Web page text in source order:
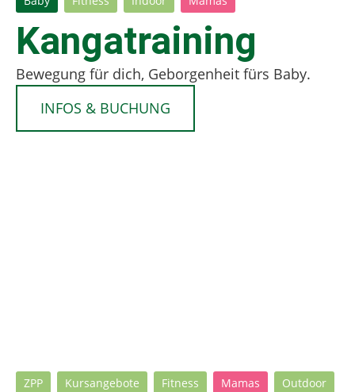
Kangatraining
Bewegung für dich, Geborgenheit fürs Baby.
INFOS & BUCHUNG
ZPP Kursangebote Fitness Mamas Outdoor